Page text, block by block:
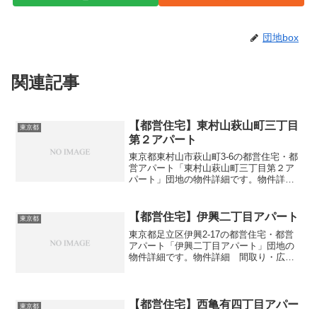
団地box
関連記事
東京都
【都営住宅】東村山萩山町三丁目
第２アパート
東京都東村山市萩山町3-6の都営住宅・都
営アパート「東村山萩山町三丁目第２ア
パート」団地の物件詳細です。物件詳
村山市萩山町3-6間取り3DK広さ・面積57
㎡建設年度築年...
東京都 【都営住宅】伊興二丁目アパート
東京都足立区伊興2-17の都営住宅・都営
アパート「伊興二丁目アパート」団地の
物件詳細です。物件詳細 間取り・広さ
クセ...
東京都
【都営住宅】西亀有四丁目アパー